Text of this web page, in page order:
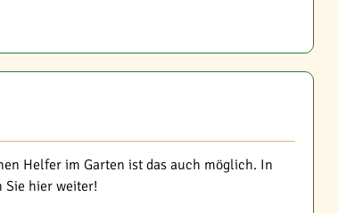
Helfer im Garten ist das auch möglich. In
Sie hier weiter!